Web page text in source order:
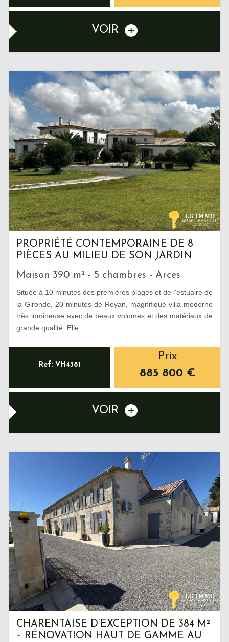
VOIR
PROPRIÉTÉ CONTEMPORAINE DE 8
PIÈCES AU MILIEU DE SON JARDIN
Maison 390 m² - 5 chambres - Arces
Située à 10 minutes des premières plages et de l'estuaire de
la Gironde, 20 minutes de Royan, magnifique villa moderne
très lumineuse avec de beaux volumes et des matériaux de
grande qualité. Elle...
Ref: VH4381
Prix
885 800 €
VOIR
CHARENTAISE D’EXCEPTION DE 384 M²
– RÉNOVATION HAUT DE GAMME AU